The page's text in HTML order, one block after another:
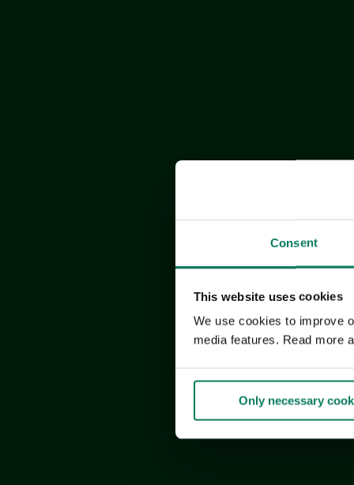
Consent
This website uses cookies
We use cookies to improve
media features. Read more
Only necessary